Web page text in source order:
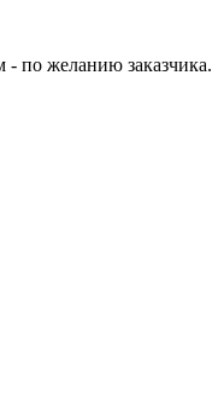
- по желанию заказчика.